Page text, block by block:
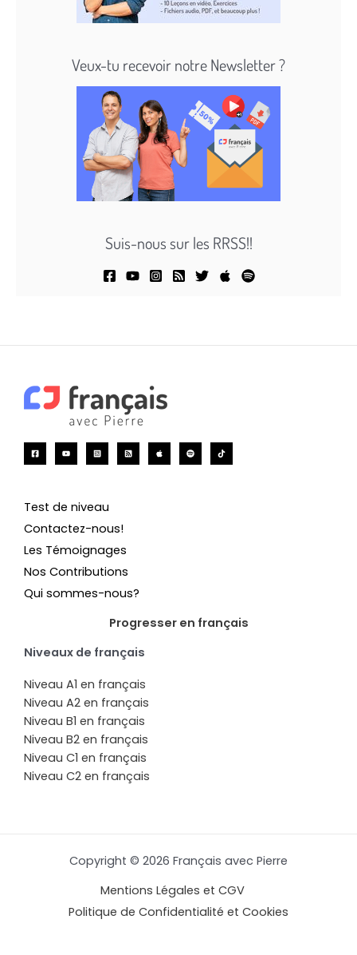
Veux-tu recevoir notre Newsletter ?
Suis-nous sur les RRSS!!
Test de niveau
Contactez-nous!
Les Témoignages
Nos Contributions
Qui sommes-nous?
Progresser en français
Niveaux de français
Niveau A1 en français
Niveau A2 en français
Niveau B1 en français
Niveau B2 en français
Niveau C1 en français
Niveau C2 en français
Copyright © 2026 Français avec Pierre
Mentions Légales et CGV
Politique de Confidentialité et Cookies